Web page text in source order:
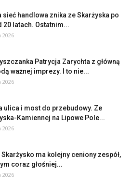
sieć handlowa znika ze Skarżyska po
20 latach. Ostatnim...
2026
Patrycja Zarychta z główną
ważnej imprezy. I to nie...
2026
ulica i most do przebudowy. Ze
Kamiennej na Lipowe Pole...
2026
Skarżysko ma kolejny ceniony zespół,
coraz głośniej...
2026